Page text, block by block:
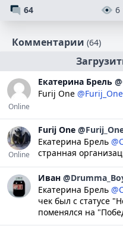
64 6
Комментарии (64)
Online
Екатерина Брель
Furij One @Furij_One
Online
Furij One
Екатерина Брель
странная
Иван
Екатерина Брель
чек был с статусе
поменялся на